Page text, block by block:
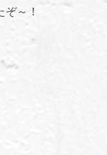
～！